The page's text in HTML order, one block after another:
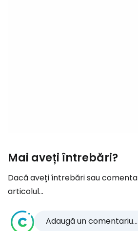
Mai aveți întrebări?
Dacă aveți întrebări sau
articolul...
Adaugă un comentariu...